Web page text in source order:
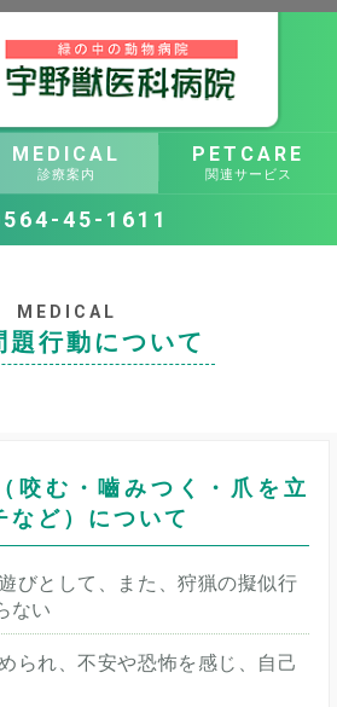
MEDICAL
診療案内
PETCARE
関連サービス
45-1611
MEDICAL
題行動について
咬む・嚙みつく・爪を立
など）について
びとして、また、狩猟の擬似行
ない
られ、不安や恐怖を感じ、自己